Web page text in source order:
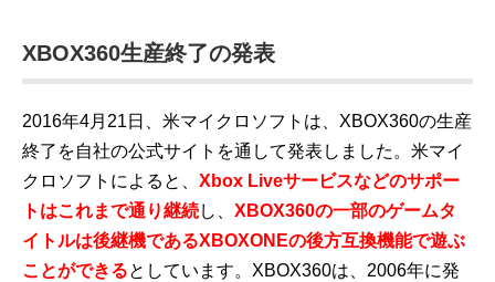
XBOX360生産終了の発表
2016年4月21日、米マイクロソフトは、XBOX360の生産
終了を自社の公式サイトを通して発表しました。米マイ
クロソフトによると、 Xbox Liveサービスなどのサポー
トはこれまで通り継続し、 XBOX360の一部のゲームタ
イトルは後継機であるXBOXONEの後方互換機能で遊ぶ
ことができるとしています。XBOX360は、2006年に発